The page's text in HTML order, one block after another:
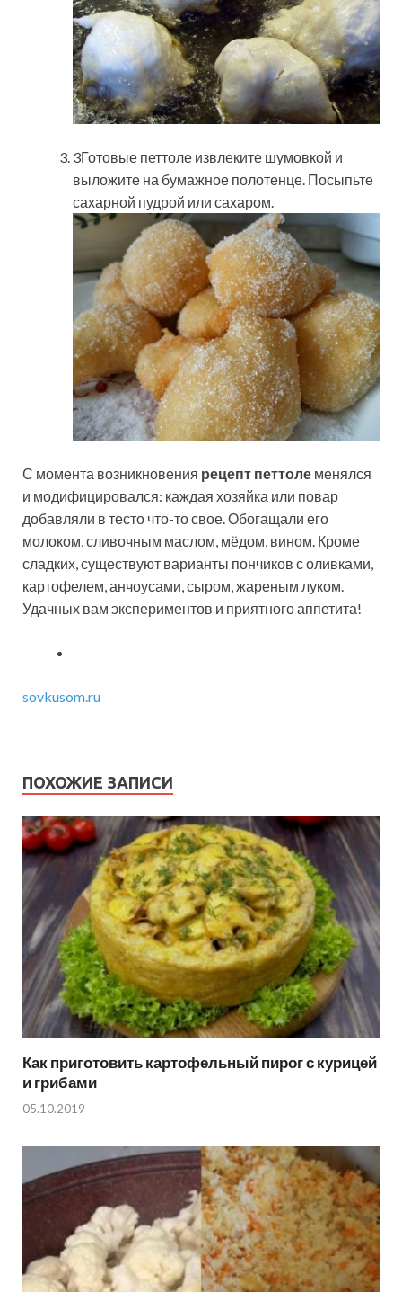
3Готовые петтоле извлеките шумовкой и
выложите на бумажное полотенце. Посыпьте
сахарной пудрой или сахаром.
С момента возникновения рецепт петтоле менялся
и модифицировался: каждая хозяйка или повар
добавляли в тесто что-то свое. Обогащали его
молоком, сливочным маслом, мёдом, вином. Кроме
сладких, существуют варианты пончиков с оливками,
картофелем, анчоусами, сыром, жареным луком.
Удачных вам экспериментов и приятного аппетита!
sovkusom.ru
ПОХОЖИЕ ЗАПИСИ
Как приготовить картофельный пирог с курицей
и грибами
05.10.2019